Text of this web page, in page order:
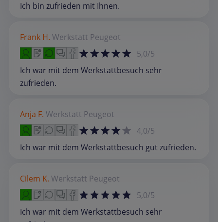
Ich bin zufrieden mit Ihnen.
Frank H. Werkstatt Peugeot
5,0/5
Ich war mit dem Werkstattbesuch sehr
zufrieden.
Anja F. Werkstatt Peugeot
4,0/5
Ich war mit dem Werkstattbesuch gut zufrieden.
Cilem K. Werkstatt Peugeot
5,0/5
Ich war mit dem Werkstattbesuch sehr